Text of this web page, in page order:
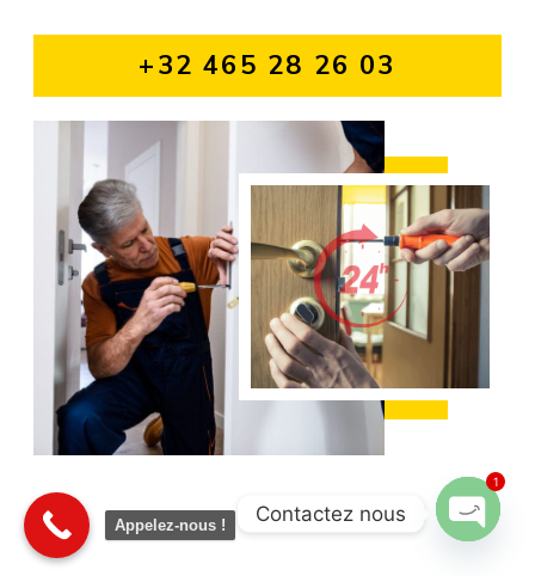
+32 465 28 26 03
Appelez-nous ! Contactez nous
1